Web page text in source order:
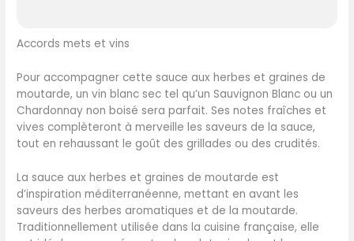
Accords mets et vins
Pour accompagner cette sauce aux herbes et graines de
moutarde, un vin blanc sec tel qu’un Sauvignon Blanc ou un
Chardonnay non boisé sera parfait. Ses notes fraîches et
vives complèteront à merveille les saveurs de la sauce,
tout en rehaussant le goût des grillades ou des crudités.
La sauce aux herbes et graines de moutarde est
d’inspiration méditerranéenne, mettant en avant les
saveurs des herbes aromatiques et de la moutarde.
Traditionnellement utilisée dans la cuisine française, elle